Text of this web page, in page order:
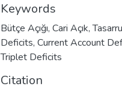
Keywords
Bütçe Açığı, Cari Açık,
Deficits, Current Account
Triplet Deficits
Citation